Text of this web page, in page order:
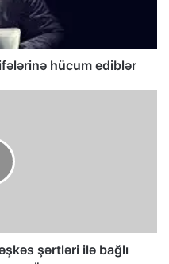
hücum ediblər
şərtləri ilə bağlı